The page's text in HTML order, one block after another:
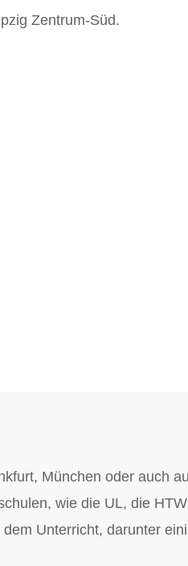
Zentrum-Süd.
München oder auch
wie die UL, die
Unterricht, darunter